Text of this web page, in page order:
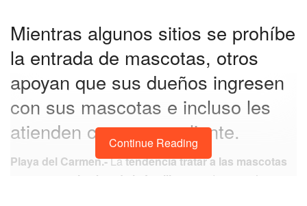
Mientras algunos sitios se prohíbe
la entrada de mascotas, otros
apoyan que sus dueños ingresen
con sus mascotas e incluso les
atienden como a un cliente.
Playa del Carmen.-Latendencia tratar a las mascotas
como a un miembro de la familia
, es cada vez más
Continue Reading